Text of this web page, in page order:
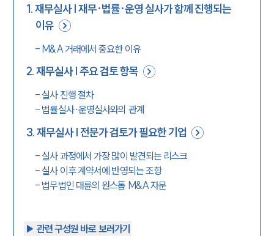
1.재무실사 | 재무·법률·운영 실사가 함께 진행되는
이유
- M&A 거래에서 중요한 이유
2.재무실사 | 주요 검토 항목
-실사 진행 절차
- 법률실사·운영실사와의 관계
3.재무실사 | 전문가 검토가 필요한 기업
-실사 과정에서 가장 많이 발견되는 리스크
-실사 이후 계약서에 반영되는 조항
- 법무법인 대륜의 원스톱 M&A 자문
▶︎ 관련 구성원 바로 보러가기